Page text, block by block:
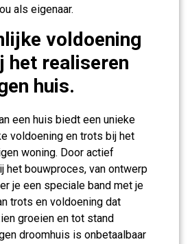
als eigenaar.
voldoening
het realiseren
huis.
een huis biedt een unieke
voldoening en trots bij het
woning. Door actief
het bouwproces, van ontwerp
je een speciale band met je
trots en voldoening dat
groeien en tot stand
droomhuis is onbetaalbaar